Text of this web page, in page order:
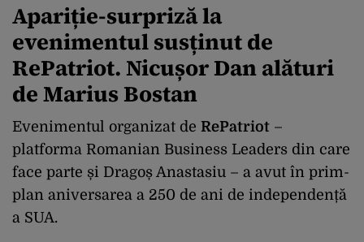
Apariție-surpriză la
evenimentul susținut de
RePatriot. Nicușor Dan alături
de Marius Bostan
Evenimentul organizat de RePatriot –
platforma Romanian Business Leaders din care
face parte și Dragoș Anastasiu – a avut în prim-
plan aniversarea a 250 de ani de independență
a SUA.